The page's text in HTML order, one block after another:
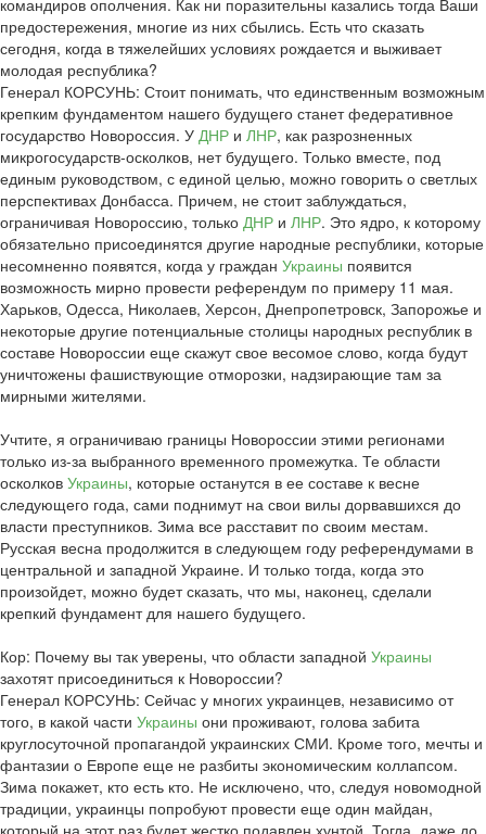
командиров ополчения. Как ни поразительны казались тогда Ваши
предостережения, многие из них сбылись. Есть что сказать
сегодня, когда в тяжелейших условиях рождается и выживает
молодая республика?
Генерал КОРСУНЬ: Стоит понимать, что единственным возможным
крепким фундаментом нашего будущего станет федеративное
государство Новороссия. У ДНР и ЛНР, как разрозненных
микрогосударств-осколков, нет будущего. Только вместе, под
единым руководством, с единой целью, можно говорить о светлых
перспективах Донбасса. Причем, не стоит заблуждаться,
ограничивая Новороссию, только ДНР и ЛНР. Это ядро, к которому
обязательно присоединятся другие народные республики, которые
несомненно появятся, когда у граждан Украины появится
возможность мирно провести референдум по примеру 11 мая.
Харьков, Одесса, Николаев, Херсон, Днепропетровск, Запорожье и
некоторые другие потенциальные столицы народных республик в
составе Новороссии еще скажут свое весомое слово, когда будут
уничтожены фашиствующие отморозки, надзирающие там за
мирными жителями.
Учтите, я ограничиваю границы Новороссии этими регионами
только из-за выбранного временного промежутка. Те области
осколков Украины, которые останутся в ее составе к весне
следующего года, сами поднимут на свои вилы дорвавшихся до
власти преступников. Зима все расставит по своим местам.
Русская весна продолжится в следующем году референдумами в
центральной и западной Украине. И только тогда, когда это
произойдет, можно будет сказать, что мы, наконец, сделали
крепкий фундамент для нашего будущего.
Кор: Почему вы так уверены, что области западной Украины
захотят присоединиться к Новороссии?
Генерал КОРСУНЬ: Сейчас у многих украинцев, независимо от
того, в какой части Украины они проживают, голова забита
круглосуточной пропагандой украинских СМИ. Кроме того, мечты и
фантазии о Европе еще не разбиты экономическим коллапсом.
Зима покажет, кто есть кто. Не исключено, что, следуя новомодной
традиции, украинцы попробуют провести еще один майдан,
который на этот раз будет жестко подавлен хунтой. Тогда, даже до